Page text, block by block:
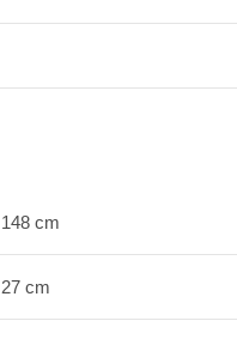
148 cm
27 cm